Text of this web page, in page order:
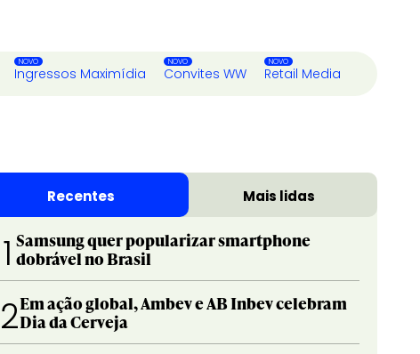
Ingressos Maximídia Convites WW Retail Media
Recentes Mais lidas
1 Samsung quer popularizar smartphone
dobrável no Brasil
2Em ação global, Ambev e AB Inbev celebram
Dia da Cerveja